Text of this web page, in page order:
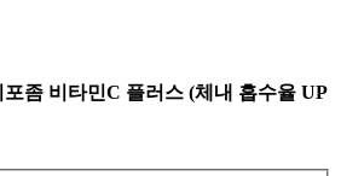
좀 비타민C 플러스 (체내 흡수율 UP